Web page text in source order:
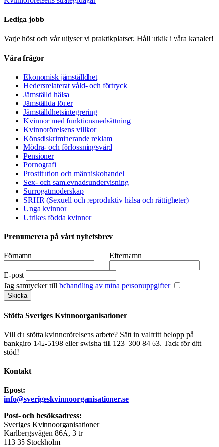
Lediga jobb
Varje höst och vår utlyser vi praktikplatser. Håll utkik i våra kanaler!
Våra frågor
Ekonomisk jämställdhet
Hedersrelaterat våld- och förtryck
Jämställd hälsa
Jämställda löner
Jämställdhetsintegrering
Kvinnor med funktionsnedsättning
Kvinnorörelsens villkor
Könsdiskriminerande reklam
Mödra- och förlossningsvård
Pensioner
Pornografi
Prostitution och människohandel
Sex- och samlevnadsundervisning
Surrogatmoderskap
SRHR (Sexuell och reproduktiv hälsa och rättigheter)
Unga kvinnor
Utrikes födda kvinnor
Prenumerera på vårt nyhetsbrev
Förnamn Efternamn
E-post
Jag samtycker till behandling av mina personuppgifter
Stötta Sveriges Kvinnoorganisationer
Vill du stötta kvinnorörelsens arbete? Sätt in valfritt belopp på
bankgiro 142-5198 eller swisha till 123 300 84 63. Tack för ditt
stöd!
Kontakt
Epost:
info@sverigeskvinnoorganisationer.se
Post- och besöksadress:
Sveriges Kvinnoorganisationer
Karlbergsvägen 86A, 3 tr
113 35 Stockholm